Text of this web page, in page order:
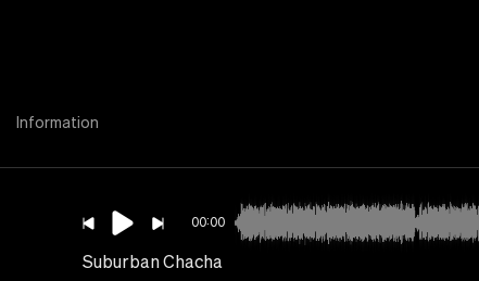
Information
00:00
Suburban Chacha